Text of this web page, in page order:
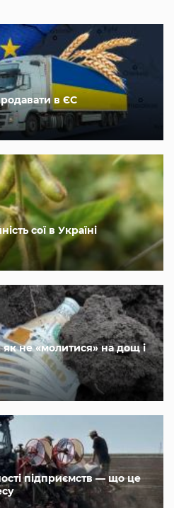
в ЄС
сої в Україні
не «молитися» на дощ і
підприємств — що це